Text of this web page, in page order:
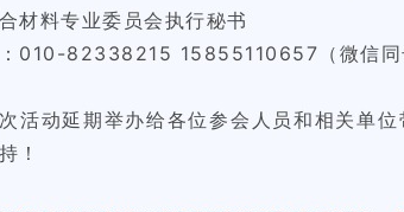
材料专业委员会执行秘书
010-82338215 15855110657（微信同
活动延期举办给各位参会人员和相关单
！